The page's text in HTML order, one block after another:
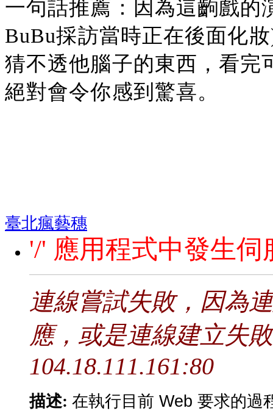
一句話推薦：因為這齣戲的
BuBu採訪當時正在後面化
猜不透他腦子的東西，看完
絕對會令你感到驚喜。
臺北瘋藝穗
'/' 應用程式中發生伺
連線嘗試失敗，因為
應，或是連線建立失
104.18.111.161:80
描述: 在執行目前 Web 要求的過